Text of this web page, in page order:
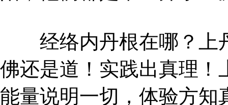
经络内丹根在哪？上
佛还是道！实践出真理！
能量说明一切，体验方知